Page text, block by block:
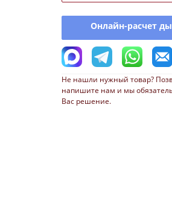
Онлайн-расчет
Не нашли нужный товар?
напишите нам и мы
Вас решение.